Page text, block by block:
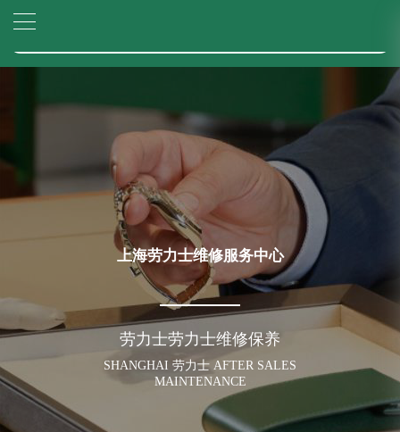
上海市徐汇区虹桥路3号港汇中心写字楼2座37层3705室（需提前预约）
节假日正常营业！
上海劳力士维修服务中心
劳力士劳力士维修保养
SHANGHAI 劳力士 AFTER SALES
MAINTENANCE